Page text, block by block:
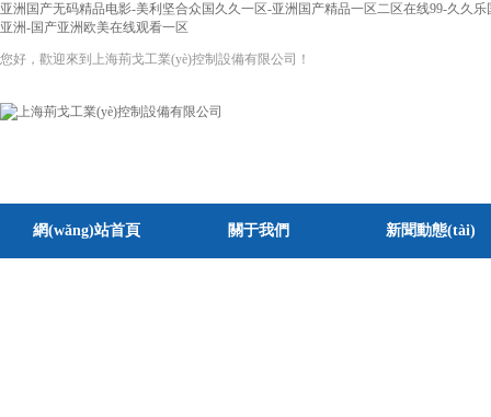
亚洲国产无码精品电影-美利坚合众国久久一区-亚洲国产精品一区二区在线99-久久
亚洲-国产亚洲欧美在线观看一区
您好，歡迎來到上海荊戈工業(yè)控制設備有限公司！
網(wǎng)站首頁 關于我們 新聞動態(tài)